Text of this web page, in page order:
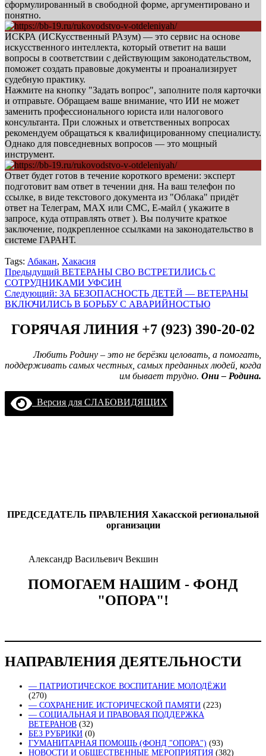
сформулированный в свободной форме, аргументировано и
понятно.
ИСКРА (ИСКусственный РАзум) — это сервис на основе
искусственного интеллекта, который ответит на ваши
вопросы в соответствии с действующим законодательством,
поможет создать правовые документы и проанализирует
судебную практику.
Нажмите на кнопку "Задать вопрос", заполните поля карточки
и отправьте. Обращаем ваше внимание, что ИИ не может
заменить профессионального юриста или налогового
консультанта. При сложных и ответственных вопросах
рекомендуем обращаться к квалифицированному специалисту.
Однако для повседневных вопросов — это мощный
инструмент.
Ответ будет готов в течение короткого времени: эксперт
подготовит вам ответ в течении дня. На ваш телефон по
ссылке, в виде текстового документа из "Облака" придёт
ответ на Телеграм, МАХ или СМС, Е-майл ( укажите в
запросе, куда отправлять ответ ). Вы получите краткое
заключение, подкрепленное ссылками на законодательство в
системе ГАРАНТ.
Tags: Абакан, Хакасия
Навигация
записи
Предыдущий ВЕТЕРАНЫ СВО ВСТРЕТИЛИСЬ С
СОТРУДНИКАМИ УФСИН
Следующий: ЗА БЕЗОПАСНОСТЬ ДЕТЕЙ — ВЕТЕРАНЫ
ВКЛЮЧИЛИСЬ В БОРЬБУ С АВАРИЙНОСТЬЮ
ГОРЯЧАЯ ЛИНИЯ +7 (923) 390-20-02
Любить Родину – это не берёзки целовать, а помогать,
поддерживать самых честных, самых преданных людей, когда
им бывает трудно. Они – Родина.
Версия для СЛАБОВИДЯЩИХ
ПРЕДСЕДАТЕЛЬ ПРАВЛЕНИЯ Хакасской региональной
организации
Александр Васильевич Векшин
ПОМОГАЕМ НАШИМ - ФОНД
"ОПОРА"!
НАПРАВЛЕНИЯ ДЕЯТЕЛЬНОСТИ
— ПАТРИОТИЧЕСКОЕ ВОСПИТАНИЕ МОЛОДЁЖИ
(270)
— СОХРАНЕНИЕ ИСТОРИЧЕСКОЙ ПАМЯТИ (223)
— СОЦИАЛЬНАЯ И ПРАВОВАЯ ПОДДЕРЖКА
ВЕТЕРАНОВ (32)
БЕЗ РУБРИКИ (0)
ГУМАНИТАРНАЯ ПОМОЩЬ (ФОНД "ОПОРА") (93)
НОВОСТИ И ОБЩЕСТВЕННЫЕ МЕРОПРИЯТИЯ (382)